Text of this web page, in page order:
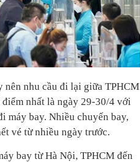
nhu cầu đi lại giữa TPHCM
nhất là ngày 29-30/4 với
máy bay. Nhiều chuyến bay,
vé từ nhiều ngày trước.
bay từ Hà Nội, TPHCM đến